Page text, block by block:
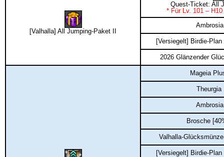
[Valhalla] All Jumping-Paket II
Quest-Ticket: All
* Für Lv. 101 –
[Versiegelt] Birdie-
2026 Glänzender
Mageia
Theurgia
Brosche
Valhalla-
[Versiegelt] Birdie-